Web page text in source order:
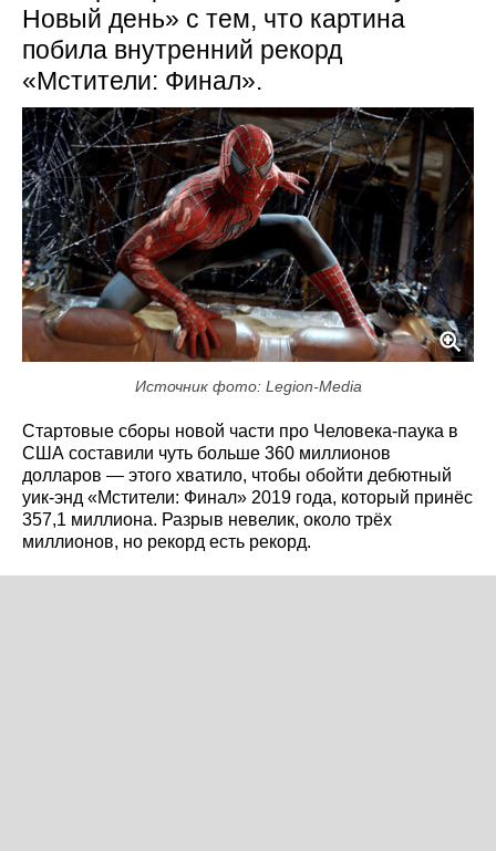
Новый день» с тем, что картина
побила внутренний рекорд
«Мстители: Финал».
Источник фото: Legion-Media
Стартовые сборы новой части про Человека-паука в
США составили чуть больше 360 миллионов
долларов — этого хватило, чтобы обойти дебютный
уик-энд «Мстители: Финал» 2019 года, который принёс
357,1 миллиона. Разрыв невелик, около трёх
миллионов, но рекорд есть рекорд.